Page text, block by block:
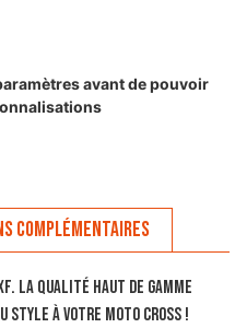
avant de pouvoir
complémentaires
La qualité haut de gamme
style à votre moto cross !